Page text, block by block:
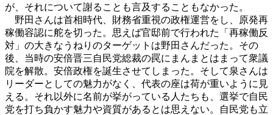
が、それについて謝ることも言及することもなかった。
野田さんは首相時代、財務省重視の政権運営をし、原発再
稼働容認に舵を切った。思えば官邸前で行われた「再稼働反
対」の大きなうねりのターゲットは野田さんだった。その
後、当時の安倍晋三自民党総裁の罠にまんまとはまって衆議
院を解散。安倍政権を誕生させてしまった。そして泉さんは
リーダーとしての魅力がなく、代表の座は荷が重いように見
える。それ以外に名前が挙がっている人たちも、選挙で自民
党を打ち負かす魅力や資質があるとは思えない。自民党も立